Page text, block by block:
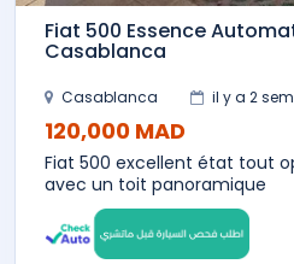
Fiat 500 Essence
Casablanca
Casablanca il y a 2
120,000 MAD
Fiat 500 excellent état tout
avec un toit panoramique